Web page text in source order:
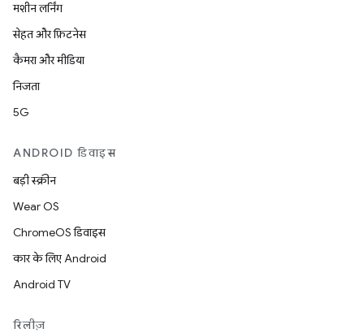
मशीन लर्निंग
सेहत और फ़िटनेस
कैमरा और मीडिया
निजता
5G
ANDROID डिवाइस
बड़ी स्क्रीन
Wear OS
ChromeOS डिवाइस
कार के लिए Android
Android TV
रिलीज़